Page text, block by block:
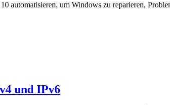
automatisieren, um Windows zu reparieren,
und IPv6